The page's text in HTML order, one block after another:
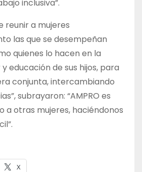
inclusiva”.
reunir a mujeres
las que se desempeñan
quienes lo hacen en la
educación de sus hijos, para
conjunta, intercambiando
subrayaron: “AMPRO es
a otras mujeres, haciéndonos
X